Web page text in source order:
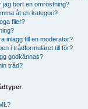
jag bort en omröstning?
åt en kategori?
filer?
inlägg till en moderator?
i trådformuläret till för?
godkännas?
tråd?